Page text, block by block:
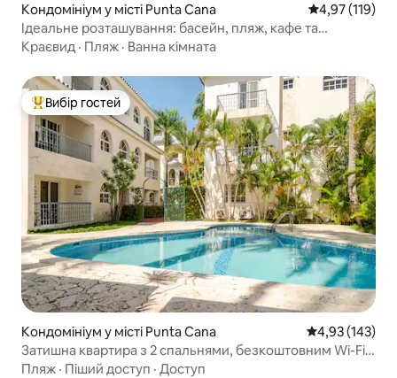
Кондомініум у місті Punta Cana Середня
4,97 (119)
Ідеальне розташування: басейн, пляж, кафе та
ресторани
Краєвид · Пляж · Ванна кімната
Топ вибір гостей
Вибір гостей
Кондомініум у місті Punta Cana Середня
4,93 (143)
Затишна квартира з 2 спальнями, безкоштовним Wi-Fi
та басейном
Пляж · Піший доступ · Доступ